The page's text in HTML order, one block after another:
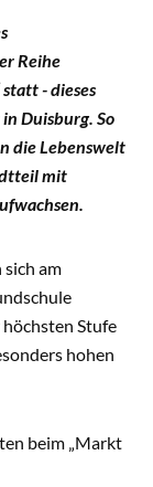
IN HOCHFELD:
Reihe
- dieses
Duisburg. So
die Lebenswelt
mit
am
Stufe
hohen
beim „Markt